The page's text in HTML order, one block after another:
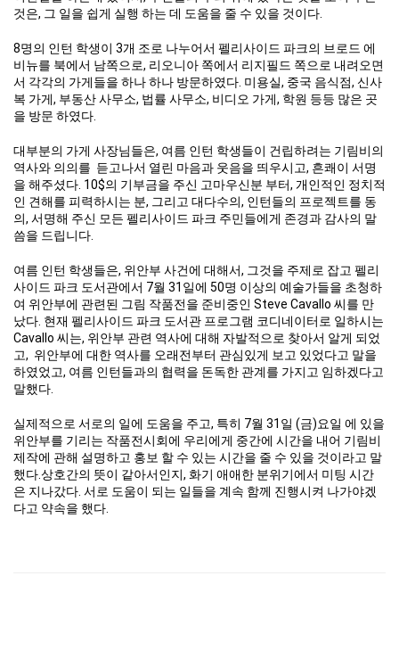
것은, 그 일을 쉽게 실행 하는 데 도움을 줄 수 있을 것이다.
8명의 인턴 학생이 3개 조로 나누어서 펠리사이드 파크의 브로드 에
비뉴를 북에서 남쪽으로, 리오니아 쪽에서 리지필드 쪽으로 내려오면
서 각각의 가게들을 하나 하나 방문하였다. 미용실, 중국 음식점, 신사
복 가게, 부동산 사무소, 법률 사무소, 비디오 가게, 학원 등등 많은 곳
을 방문 하였다.
대부분의 가게 사장님들은, 여름 인턴 학생들이 건립하려는 기림비의
역사와 의의를 듣고나서 열린 마음과 웃음을 띄우시고, 흔쾌이 서명
을 해주셨다. 10$의 기부금을 주신 고마우신분 부터, 개인적인 정치적
인 견해를 피력하시는 분, 그리고 대다수의, 인턴들의 프로젝트를 동
의, 서명해 주신 모든 펠리사이드 파크 주민들에게 존경과 감사의 말
씀을 드립니다.
여름 인턴 학생들은, 위안부 사건에 대해서, 그것을 주제로 잡고 펠리
사이드 파크 도서관에서 7월 31일에 50명 이상의 예술가들을 초청하
여 위안부에 관련된 그림 작품전을 준비중인 Steve Cavallo 씨를 만
났다. 현재 펠리사이드 파크 도서관 프로그램 코디네이터로 일하시는
Cavallo 씨는, 위안부 관련 역사에 대해 자발적으로 찾아서 알게 되었
고, 위안부에 대한 역사를 오래전부터 관심있게 보고 있었다고 말을
하였었고, 여름 인턴들과의 협력을 돈독한 관계를 가지고 임하겠다고
말했다.
실제적으로 서로의 일에 도움을 주고, 특히 7월 31일 (금)요일 에 있을
위안부를 기리는 작품전시회에 우리에게 중간에 시간을 내어 기림비
제작에 관해 설명하고 홍보 할 수 있는 시간을 줄 수 있을 것이라고 말
했다.상호간의 뜻이 같아서인지, 화기 애애한 분위기에서 미팅 시간
은 지나갔다. 서로 도움이 되는 일들을 계속 함께 진행시켜 나가야겠
다고 약속을 했다.